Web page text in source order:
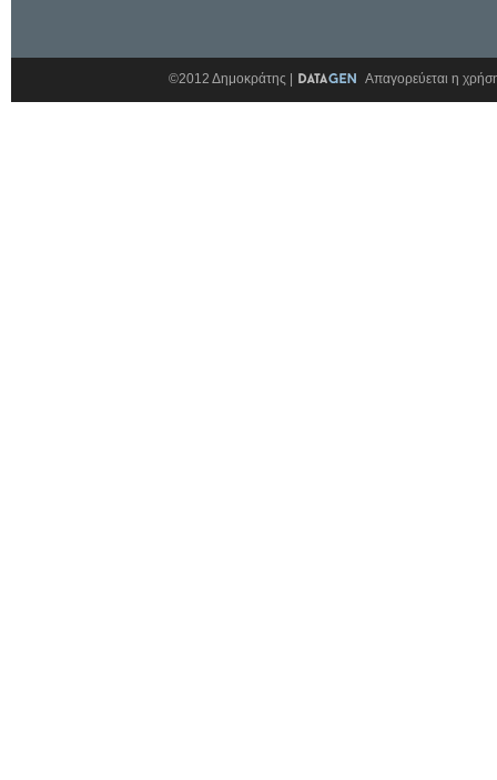
©2012 Δημοκράτης | Απαγορεύεται η